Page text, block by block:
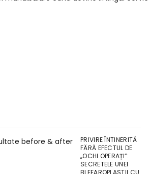
PRIVIRE ÎNTINERITĂ
FĂRĂ EFECTUL DE
„OCHI OPERAȚI”:
SECRETELE UNEI